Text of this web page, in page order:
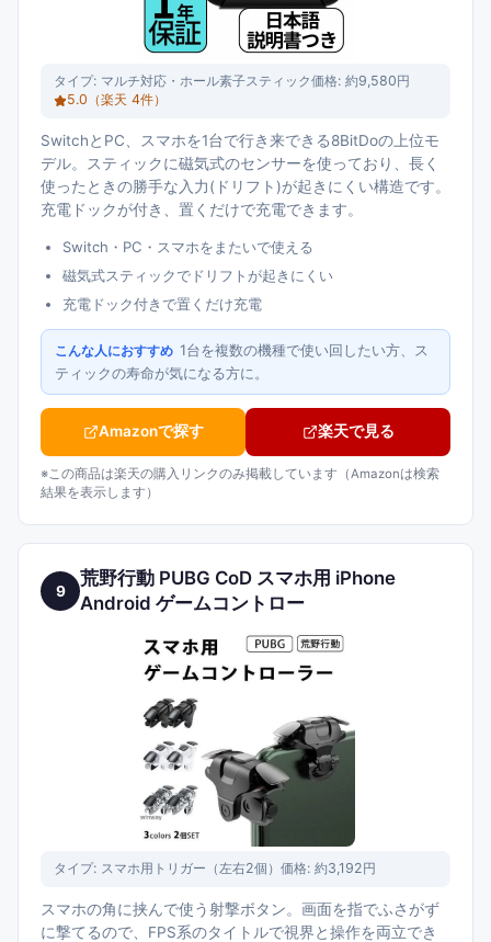
タイプ: マルチ対応・ホール素子スティック価格: 約9,580円
5.0 （楽天 4件）
SwitchとPC、スマホを1台で行き来できる8BitDoの上位モ
デル。スティックに磁気式のセンサーを使っており、長く
使ったときの勝手な入力(ドリフト)が起きにくい構造です。
充電ドックが付き、置くだけで充電できます。
Switch・PC・スマホをまたいで使える
磁気式スティックでドリフトが起きにくい
充電ドック付きで置くだけ充電
こんな人におすすめ 1台を複数の機種で使い回したい方、ス
ティックの寿命が気になる方に。
Amazonで探す 楽天で見る
※この商品は楽天の購入リンクのみ掲載しています（Amazonは検索
結果を表示します）
9
荒野行動 PUBG CoD スマホ用 iPhone
Android ゲームコントロー
タイプ: スマホ用トリガー（左右2個） 価格: 約3,192円
スマホの角に挟んで使う射撃ボタン。画面を指でふさがず
に撃てるので、FPS系のタイトルで視界と操作を両立でき